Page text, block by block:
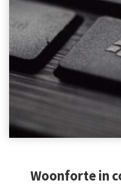
Woonforte in